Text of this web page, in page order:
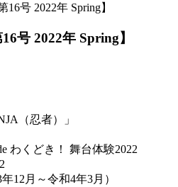
号 2022年 Spring】
号 2022年 Spring】
（忍者）」
わくどき！ 舞台体験2022
12月～令和4年3月）